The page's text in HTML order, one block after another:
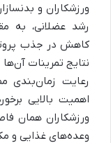
ورزشکاران و
رشد عضلانی، به
کاهش در جذب
نتایج تمرینات آن‌ها
رعایت زمان‌بندی
اهمیت بالایی
ورزشکاران همان
وعده‌های غذایی و